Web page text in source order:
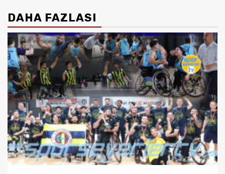
DAHA FAZLASI